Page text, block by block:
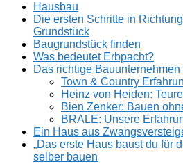
Hausbau
Die ersten Schritte in
Grundstück
Baugrundstück finden
Was bedeutet Erbpacht?
Das richtige
Town & Country
Heinz von Heiden:
Bien Zenker: Bauen
BRALE: Unsere
Ein Haus aus
„Das erste Haus baust du für
selber bauen